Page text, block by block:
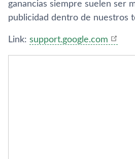
ganancias siempre suelen ser
publicidad dentro de nuestros
Link: support.google.com